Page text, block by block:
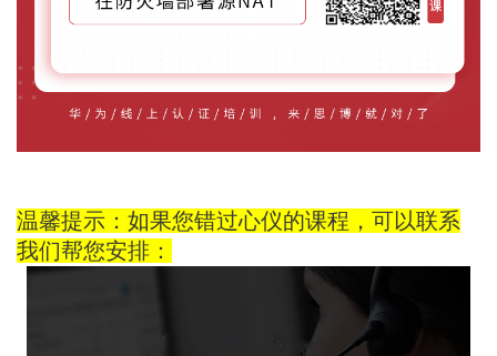
温馨提示：如果您错过心仪的课程，可以联系
我们帮您安排：